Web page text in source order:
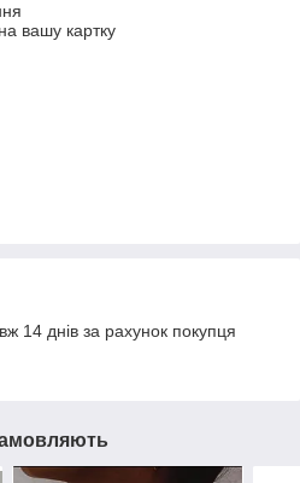
вашу картку
14 днів за рахунок покупця